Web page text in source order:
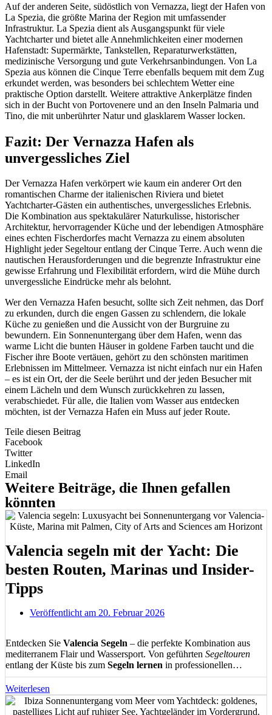
Auf der anderen Seite, südöstlich von Vernazza, liegt der Hafen von
La Spezia, die größte Marina der Region mit umfassender
Infrastruktur. La Spezia dient als Ausgangspunkt für viele
Yachtcharter und bietet alle Annehmlichkeiten einer modernen
Hafenstadt: Supermärkte, Tankstellen, Reparaturwerkstätten,
medizinische Versorgung und gute Verkehrsanbindungen. Von La
Spezia aus können die Cinque Terre ebenfalls bequem mit dem Zug
erkundet werden, was besonders bei schlechtem Wetter eine
praktische Option darstellt. Weitere attraktive Ankerplätze finden
sich in der Bucht von Portovenere und an den Inseln Palmaria und
Tino, die mit unberührter Natur und glasklarem Wasser locken.
Fazit: Der Vernazza Hafen als
unvergessliches Ziel
Der Vernazza Hafen verkörpert wie kaum ein anderer Ort den
romantischen Charme der italienischen Riviera und bietet
Yachtcharter-Gästen ein authentisches, unvergessliches Erlebnis.
Die Kombination aus spektakulärer Naturkulisse, historischer
Architektur, hervorragender Küche und der lebendigen Atmosphäre
eines echten Fischerdorfes macht Vernazza zu einem absoluten
Highlight jeder Segeltour entlang der Cinque Terre. Auch wenn die
nautischen Herausforderungen und die begrenzte Infrastruktur eine
gewisse Erfahrung und Flexibilität erfordern, wird die Mühe durch
unvergessliche Eindrücke mehr als belohnt.
Wer den Vernazza Hafen besucht, sollte sich Zeit nehmen, das Dorf
zu erkunden, durch die engen Gassen zu schlendern, die lokale
Küche zu genießen und die Aussicht von der Burgruine zu
bewundern. Ein Sonnenuntergang über dem Hafen, wenn das
warme Licht die bunten Häuser in goldene Farben taucht und die
Fischer ihre Boote vertäuen, gehört zu den schönsten maritimen
Erlebnissen im Mittelmeer. Vernazza ist nicht einfach nur ein Hafen
– es ist ein Ort, der die Seele berührt und der jeden Besucher mit
einem Lächeln und dem Wunsch zurückkehren zu lassen,
verabschiedet. Für alle, die Italien vom Wasser aus entdecken
möchten, ist der Vernazza Hafen ein Muss auf jeder Route.
Teile diesen Beitrag
Facebook
Twitter
LinkedIn
Email
Weitere Beiträge, die Ihnen gefallen
könnten
Valencia segeln mit der Yacht: Die
besten Routen, Marinas und Insider-
Tipps
Veröffentlicht am 20. Februar 2026
Entdecken Sie Valencia Segeln – die perfekte Kombination aus
mediterranem Flair und Wassersport. Von geführten Segeltouren
entlang der Küste bis zum Segeln lernen in professionellen
Schulen. Erleben Sie unvergesslicheYachtcharter, Sunset-Sailing
und Teamevents auf dem Mittelmeer. Ihr ultimativer Guide für
Segelabenteuer in Valenciamit allen wichtigen Informationen,
Tipps und Angeboten.
Weiterlesen